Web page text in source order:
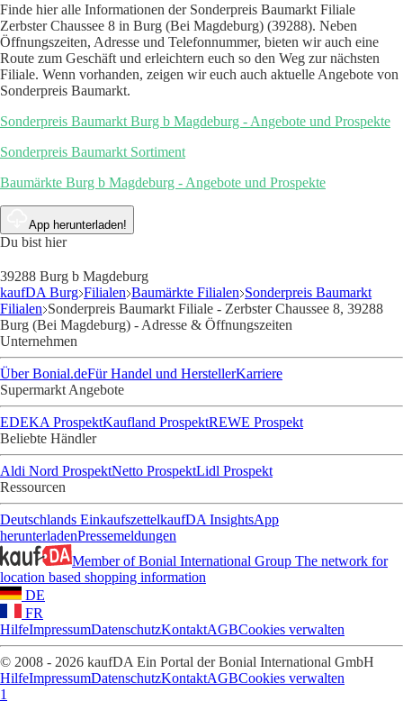
Finde hier alle Informationen der Sonderpreis Baumarkt Filiale
Zerbster Chaussee 8 in Burg (Bei Magdeburg) (39288). Neben
Öffnungszeiten, Adresse und Telefonnummer, bieten wir auch eine
Route zum Geschäft und erleichtern euch so den Weg zur nächsten
Filiale. Wenn vorhanden, zeigen wir euch auch aktuelle Angebote von
Sonderpreis Baumarkt.
Sonderpreis Baumarkt Burg b Magdeburg - Angebote und Prospekte
Sonderpreis Baumarkt Sortiment
Baumärkte Burg b Magdeburg - Angebote und Prospekte
App herunterladen!
Du bist hier
39288 Burg b Magdeburg
kaufDA Burg Filialen Baumärkte Filialen Sonderpreis Baumarkt
Filialen Sonderpreis Baumarkt Filiale - Zerbster Chaussee 8, 39288
Burg (Bei Magdeburg) - Adresse & Öffnungszeiten
Unternehmen
Über Bonial.deFür Handel und HerstellerKarriere
Supermarkt Angebote
EDEKA ProspektKaufland ProspektREWE Prospekt
Beliebte Händler
Aldi Nord ProspektNetto ProspektLidl Prospekt
Ressourcen
Deutschlands EinkaufszettelkaufDA InsightsApp
herunterladenPressemeldungen
Member of Bonial International Group The network for
location based shopping information
DE
FR
HilfeImpressumDatenschutzKontaktAGBCookies verwalten
© 2008 - 2026 kaufDA Ein Portal der Bonial International GmbH
HilfeImpressumDatenschutzKontaktAGBCookies verwalten
1